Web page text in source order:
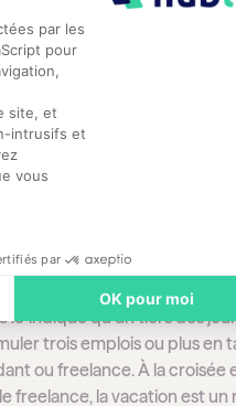
du
par les
pour
site, et
intrusifs et
vous
par
OK pour moi
consent
jeunes générations –
1995 et 2010 – y sont
sensibles. Et pour cause :
» ont grandi avec Internet,
les réseaux sociaux…
des
« Gen Z » et menée
indique qu’un tiers des
trois emplois ou plus en
ou freelance. À la croisée
freelance, la vacation est un